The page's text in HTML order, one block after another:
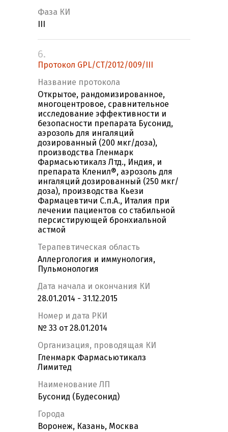
Фаза КИ
6.
Протокол GPL/CT/2012/009/III
Название протокола
Открытое, рандомизированное,
многоцентровое, сравнительное
исследование эффективности и
безопасности препарата Бусонид,
аэрозоль для ингаляций
дозированный (200 мкг/доза),
производства Гленмарк
Фармасьютикалз Лтд., Индия, и
препарата Кленил®, аэрозоль для
ингаляций дозированный (250 мкг/
доза), производства Кьези
Фармацевтичи С.п.А., Италия при
лечении пациентов со стабильной
персистирующей бронхиальной
астмой
Терапевтическая область
Аллергология и иммунология,
Пульмонология
Дата начала и окончания КИ
28.01.2014 - 31.12.2015
Номер и дата РКИ
№ 33 от 28.01.2014
Организация, проводящая КИ
Гленмарк Фармасьютикалз
Лимитед
Наименование ЛП
Бусонид (Будесонид)
Города
Воронеж, Казань, Москва